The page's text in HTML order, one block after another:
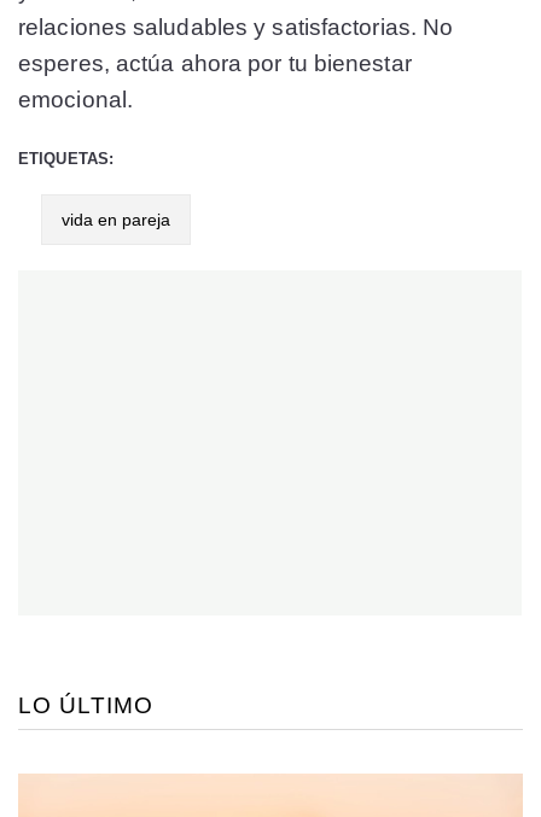
relaciones saludables y satisfactorias. No
esperes, actúa ahora por tu bienestar
emocional.
ETIQUETAS:
vida en pareja
LO ÚLTIMO